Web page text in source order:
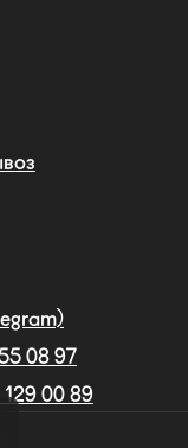
08 97
00 89